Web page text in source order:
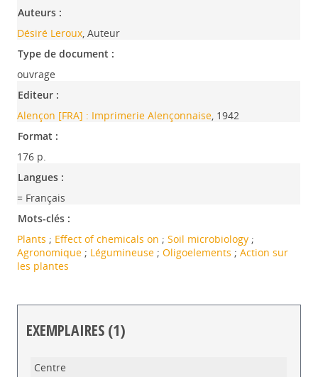
Auteurs :
Désiré Leroux, Auteur
Type de document :
ouvrage
Editeur :
Alençon [FRA] : Imprimerie Alençonnaise, 1942
Format :
176 p.
Langues :
= Français
Mots-clés :
Plants ; Effect of chemicals on ;Soil microbiology ;
Agronomique ; Légumineuse ;Oligoelements ;Action sur
les plantes
EXEMPLAIRES (1)